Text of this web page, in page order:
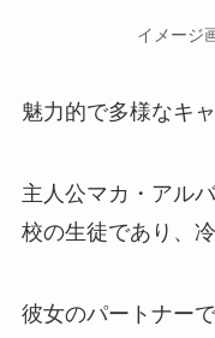
イメージ
魅力的で多様なキ
主人公マカ・アル
校の生徒であり、
彼女のパートナー